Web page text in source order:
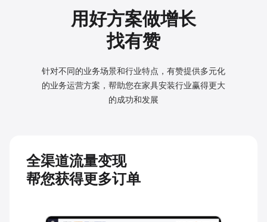
用好方案做增长
找有赞
针对不同的业务场景和行业特点，有赞提供多元化
的业务运营方案，帮助您在家具安装行业赢得更大
的成功和发展
全渠道流量变现
帮您获得更多订单